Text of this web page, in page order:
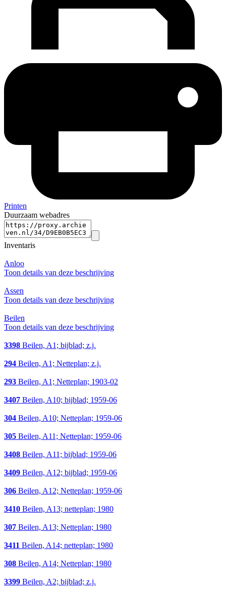
Printen
Duurzaam webadres
Inventaris
Anloo
Toon details van deze beschrijving
Assen
Toon details van deze beschrijving
Beilen
Toon details van deze beschrijving
3398 Beilen, A1; bijblad; z.j.
294 Beilen, A1; Netteplan; z.j.
293 Beilen, A1; Netteplan; 1903-02
3407 Beilen, A10; bijblad; 1959-06
304 Beilen, A10; Netteplan; 1959-06
305 Beilen, A11; Netteplan; 1959-06
3408 Beilen, A11; bijblad; 1959-06
3409 Beilen, A12; bijblad; 1959-06
306 Beilen, A12; Netteplan; 1959-06
3410 Beilen, A13; netteplan; 1980
307 Beilen, A13; Netteplan; 1980
3411 Beilen, A14; netteplan; 1980
308 Beilen, A14; Netteplan; 1980
3399 Beilen, A2; bijblad; z.j.